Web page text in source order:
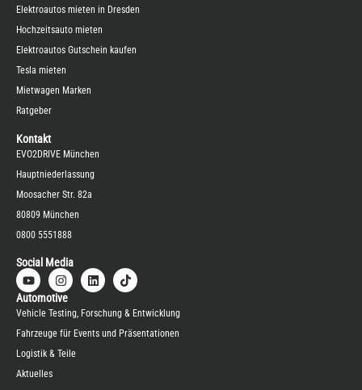
Elektroautos mieten in Dresden
Hochzeitsauto mieten
Elektroautos Gutschein kaufen
Tesla mieten
Mietwagen Marken
Ratgeber
Kontakt
EVO2DRIVE München
Hauptniederlassung
Moosacher Str. 82a
80809 München
0800 5551888
Social Media
Automotive
Vehicle Testing, Forschung & Entwicklung
Fahrzeuge für Events und Präsentationen
Logistik & Teile
Aktuelles